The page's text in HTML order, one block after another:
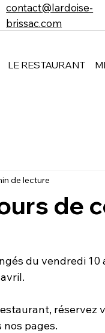
contact@lardoise-
brissac.com
LE RESTAURANT
de
de lecture
du vendredi
pages.